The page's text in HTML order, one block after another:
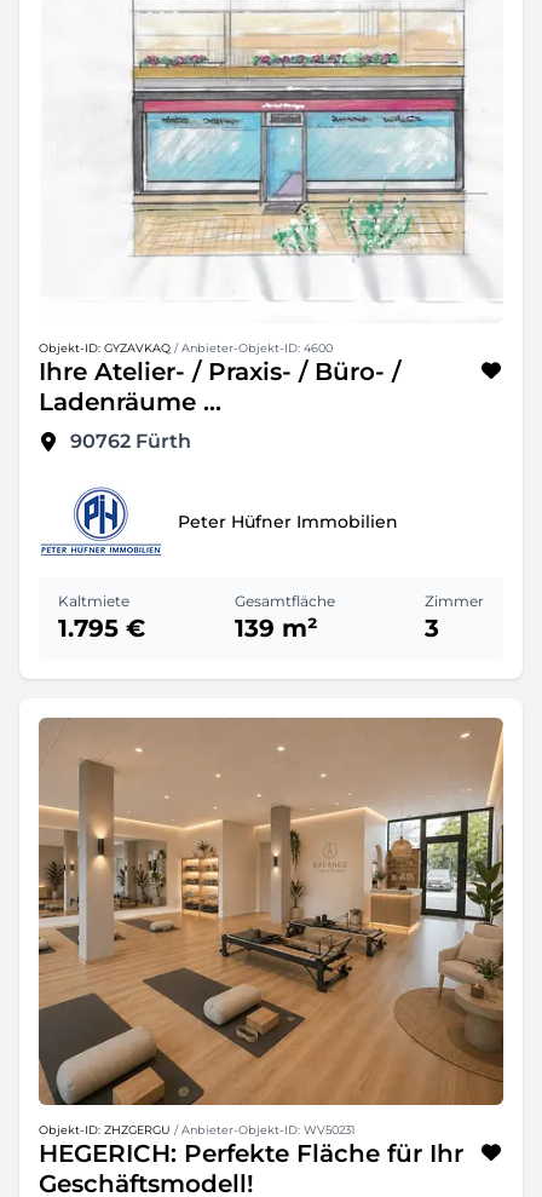
Objekt-ID: GYZAVKAQ / Anbieter-Objekt-ID: 4600
Ihre Atelier- / Praxis- / Büro- /
Ladenräume ...
90762 Fürth
Peter Hüfner Immobilien
Kaltmiete
1.795 €
Gesamtfläche
139 m²
Zimmer
3
Objekt-ID: ZHZGERGU / Anbieter-Objekt-ID: WV50231
HEGERICH: Perfekte Fläche für Ihr
Geschäftsmodell!